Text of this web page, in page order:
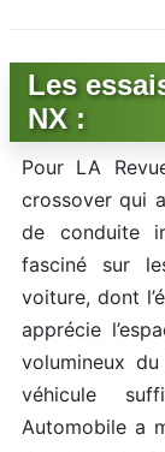
Les
NX :
Pour LA
crossover qui
de conduite
fasciné sur
voiture, dont
apprécie
volumineux
véhicule
Automobile a